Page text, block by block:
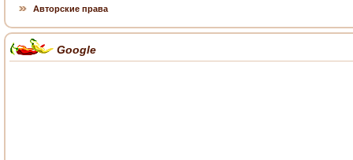
Авторские права
Google